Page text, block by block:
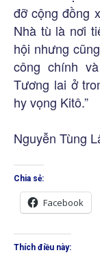
đỡ cộng đồng
Nhà tù là nơi
hội nhưng
công chính
Tương lai ở
hy vọng Kitô.”
Nguyễn Tùng
Chia sẻ:
Facebook
Thích điều này: